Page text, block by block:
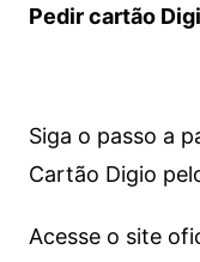
Pedir cartão
Siga o passo a
Cartão Digio
Acesse o site